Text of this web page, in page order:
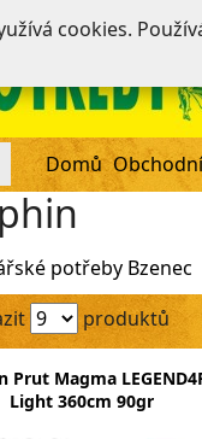
Domů
potřeby Bzenec
produktů
Prut Magma
Light 360cm 90gr
cookies.